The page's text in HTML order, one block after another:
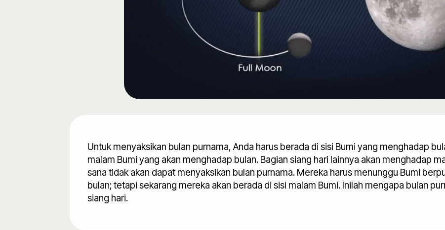
Untuk menyaksikan bulan purnama, Anda harus berada di sisi Bumi yang menghadap
malam Bumi yang akan menghadap bulan. Bagian siang hari lainnya akan menghadap
sana tidak akan dapat menyaksikan bulan purnama. Mereka harus menunggu Bumi
bulan; tetapi sekarang mereka akan berada di sisi malam Bumi. Inilah mengapa bulan
siang hari.